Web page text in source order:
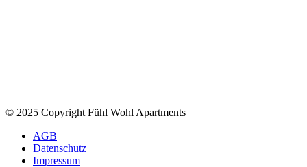
© 2025 Copyright Fühl Wohl Apartments
AGB
Datenschutz
Impressum